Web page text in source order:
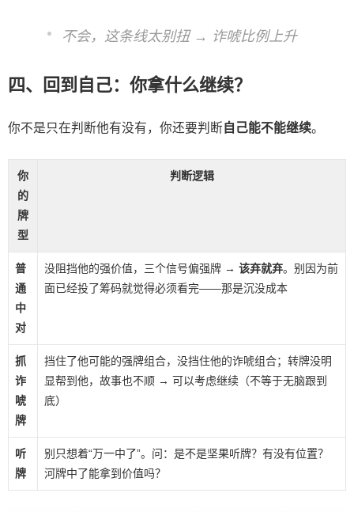
不会，这条线太别扭 → 诈唬比例上升
四、回到自己：你拿什么继续？
你不是只在判断他有没有，你还要判断自己能不能继续。
你
的
牌
型
判断逻辑
普
通
中
对
没阻挡他的强价值，三个信号偏强牌 → 该弃就弃。别因为前
面已经投了筹码就觉得必须看完——那是沉没成本
抓
诈
唬
牌
挡住了他可能的强牌组合，没挡住他的诈唬组合；转牌没明
显帮到他，故事也不顺 → 可以考虑继续（不等于无脑跟到
底）
听
牌
别只想着“万一中了”。问：是不是坚果听牌？有没有位置？
河牌中了能拿到价值吗？